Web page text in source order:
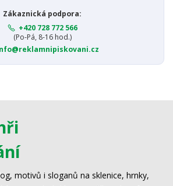
Zákaznická podpora:
+420 728 772 566
(Po-Pá, 8-16 hod.)
motivů i sloganů na sklenice, hrnky,